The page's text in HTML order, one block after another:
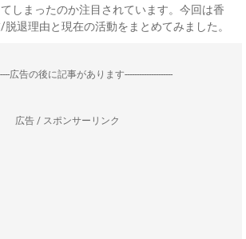
しまったのか注目されています。今回は香
退理由と現在の活動をまとめてみました。
広告の後に記事があります--------------------
広告 / スポンサーリンク